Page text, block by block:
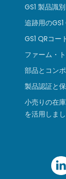
GS1 製品識別
追跡用の
GS1 QRコー
ファーム・
部品とコン
製品認証と
小売りの在
を活用しまし